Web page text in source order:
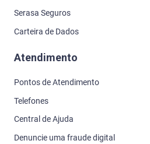
Serasa Seguros
Carteira de Dados
Atendimento
Pontos de Atendimento
Telefones
Central de Ajuda
Denuncie uma fraude digital